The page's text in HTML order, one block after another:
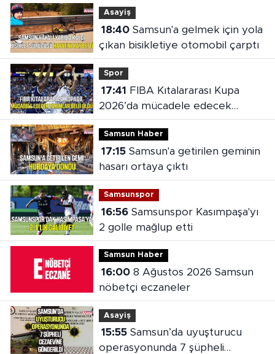
Asayiş
18:40Samsun'a gelmek için yola
çıkan bisikletiye otomobil çarptı
Spor
17:41
2026’da mücadele edecek
takımlar belli oldu
Samsun Haber
17:15Samsun'a getirilen geminin
hasarı ortaya çıktı
Samsunspor
16:56Samsunspor Kasımpaşa'yı
2 golle mağlup etti
Samsun Haber
16:008 Ağustos 2026 Samsun
nöbetçi eczaneler
Asayiş
15:55Samsun’da uyuşturucu
operasyonunda 7 şüpheli